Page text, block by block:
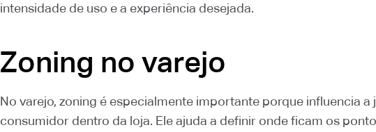
intensidade de uso e a experiência desejada.
Zoning no varejo
No varejo, zoning é especialmente importante porque influencia a
consumidor dentro da loja. Ele ajuda a definir onde ficam os